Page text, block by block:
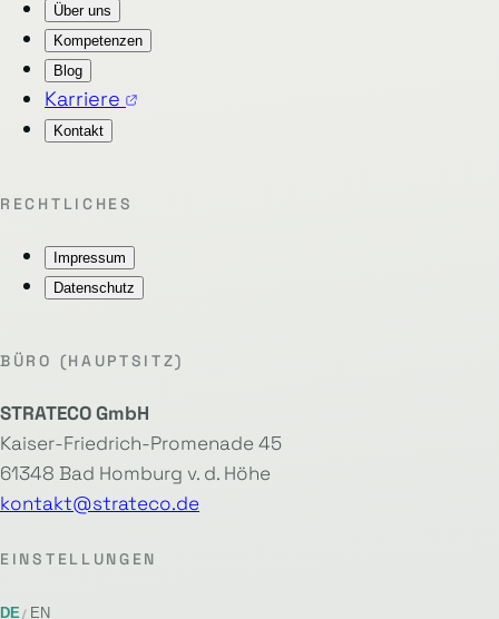
Über uns
Kompetenzen
Blog
Karriere
Kontakt
RECHTLICHES
Impressum
Datenschutz
BÜRO (HAUPTSITZ)
STRATECO GmbH
Kaiser-Friedrich-Promenade 45
61348 Bad Homburg v. d. Höhe
kontakt@strateco.de
EINSTELLUNGEN
DE EN